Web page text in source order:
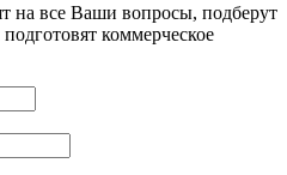
на все Ваши вопросы, подберут
коммерческое